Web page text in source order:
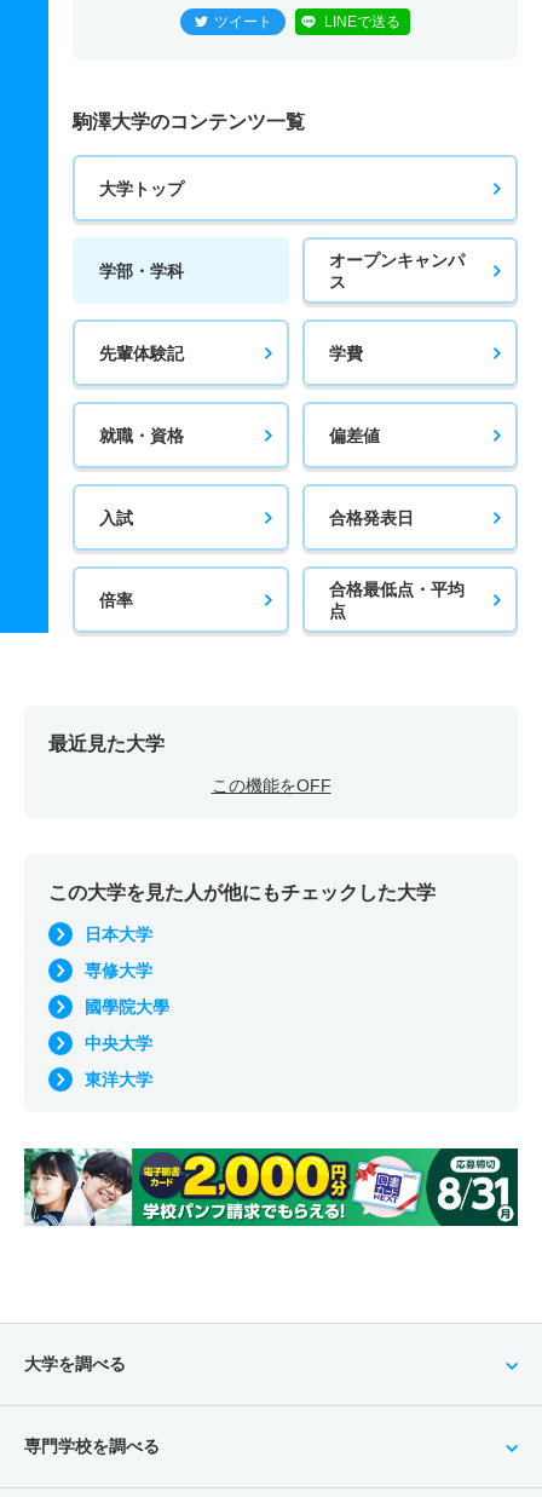
ツイート LINEで送る
駒澤大学のコンテンツ一覧
大学トップ
学部・学科
オープンキャンパ
ス
先輩体験記 学費
就職・資格 偏差値
入試 合格発表日
倍率
合格最低点・平均
点
最近見た大学
この機能をOFF
この大学を見た人が他にもチェックした大学
日本大学
専修大学
國學院大學
中央大学
東洋大学
大学を調べる
専門学校を調べる